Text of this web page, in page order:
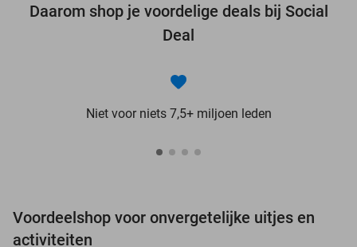
Daarom shop je voordelige deals bij Social
Deal
Niet voor niets 7,5+ miljoen leden
Voordeelshop voor onvergetelijke uitjes en
activiteiten